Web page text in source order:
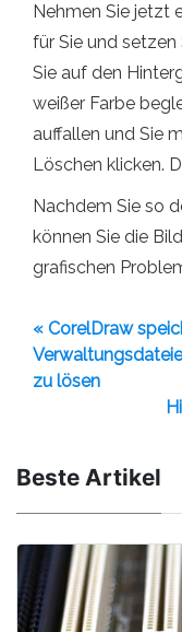
Nehmen Sie jetzt
für Sie und setzen
Sie auf den
weißer Farbe
auffallen und Sie
Löschen klicken.
Nachdem Sie so
können Sie die
grafischen
« CorelDraw
zu lösen
Beste Artikel